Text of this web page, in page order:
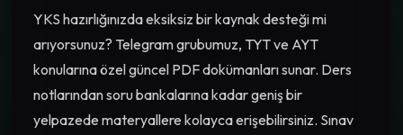
YKS hazırlığınızda eksiksiz bir kaynak desteği mi
arıyorsunuz? Telegram grubumuz, TYT ve AYT
konularına özel güncel PDF dokümanları sunar. Ders
notlarından soru bankalarına kadar geniş bir
yelpazede materyallere kolayca erişebilirsiniz. Sınav